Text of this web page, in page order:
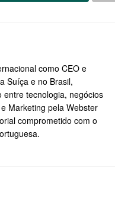
como CEO e
Suíça e no Brasil,
tecnologia, negócios
Marketing pela Webster
comprometido com o